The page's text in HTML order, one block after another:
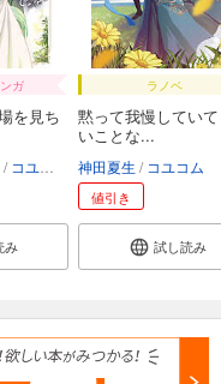
ガ
を見ち
コユコム
み
ラノベ
黙って我慢してい
いことな...
神田夏生 コユコム
値引き
試し読み